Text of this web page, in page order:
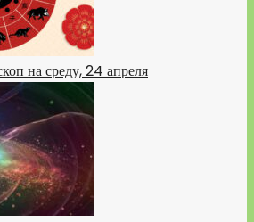
на среду, 24 апреля